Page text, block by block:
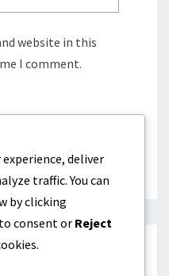
website in this
I comment.
deliver
traffic. You can
by clicking
to consent or Reject